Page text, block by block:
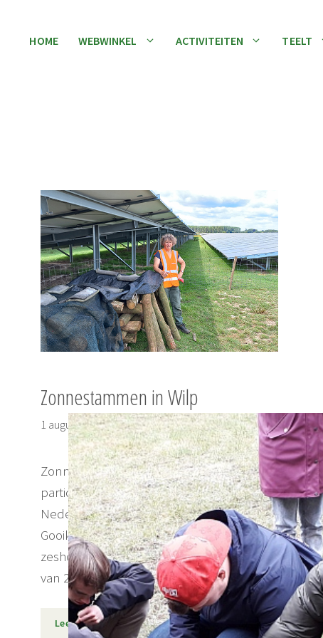
HOME WEBWINKEL ACTIVITEITEN TEELT
Zonnestammen in Wilp
1 augustus 2025
Zonneakker Voorst Het grootste
particuliere zonnepark (in 2022) in
Nederland ligt in Wilp en is van de familie
Gooiker. Het terrein werd al benut door
zeshonderd schapen, maar in het voorjaar
van 2023 kwam daar, …
Lees meer